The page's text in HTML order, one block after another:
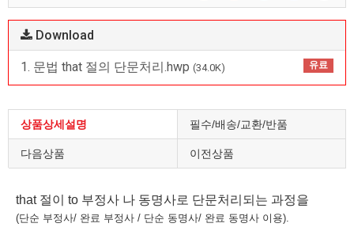
Download
1. 문법 that 절의 단문처리.hwp (34.0K) 유료
상품상세설명 필수/배송/교환/반품
다음상품 이전상품
that 절이 to 부정사 나 동명사로 단문처리되는 과정을
(단순 부정사/ 완료 부정사 / 단순 동명사/ 완료 동명사 이용).